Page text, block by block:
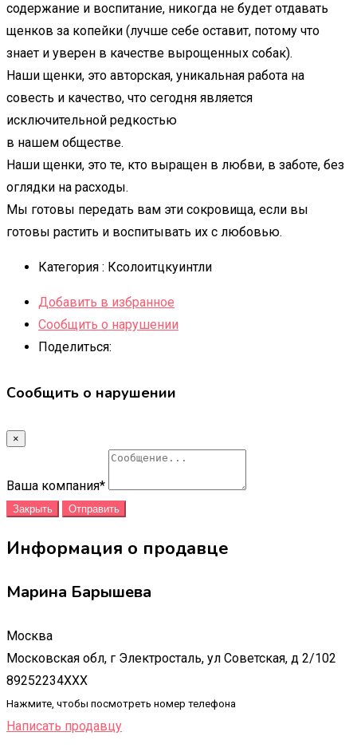
содержание и воспитание, никогда не будет отдавать
щенков за копейки (лучше себе оставит, потому что
знает и уверен в качестве вырощенных собак).
Наши щенки, это авторская, уникальная работа на
совесть и качество, что сегодня является
исключительной редкостью
в нашем обществе.
Наши щенки, это те, кто выращен в любви, в заботе, без
оглядки на расходы.
Мы готовы передать вам эти сокровища, если вы
готовы растить и воспитывать их с любовью.
Категория : Ксолоитцкуинтли
Добавить в избранное
Сообщить о нарушении
Поделиться:
Сообщить о нарушении
×
Ваша компания*
Закрыть Отправить
Информация о продавце
Марина Барышева
Москва
Московская обл, г Электросталь, ул Советская, д 2/102
89252234XXX
Нажмите, чтобы посмотреть номер телефона
Написать продавцу